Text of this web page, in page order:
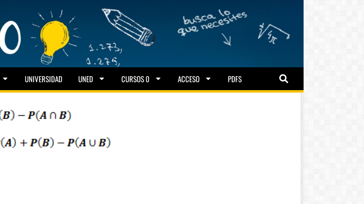
UNIVERSIDAD UNED CURSOS 0 ACCESO PDFS